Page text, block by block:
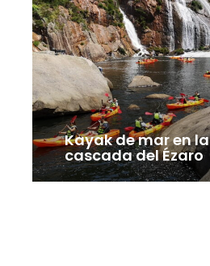
Kayak de mar en la
cascada del Ézaro